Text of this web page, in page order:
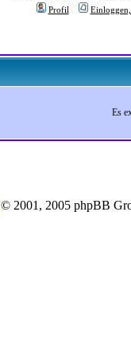
Profil
Es
© 2001, 2005 phpBB